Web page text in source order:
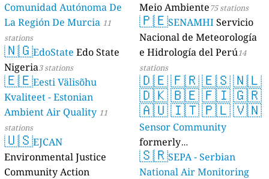
Comunidad Autónoma De
La Región De Murcia 11
stations
🇳🇬EdoState Edo State
Nigeria3 stations
🇪🇪Eesti Välisõhu
Kvaliteet - Estonian
Ambient Air Quality 11
stations
🇺🇸EJCAN
Environmental Justice
Community Action
Meio Ambiente75 stations
🇵🇪SENAMHIServicio
Nacional de Meteorología
e Hidrología del Perú14
stations
🇩🇪🇫🇷🇪🇸🇳🇱
🇩🇰🇧🇪🇫🇮🇬🇷
🇦🇺🇮🇹🇵🇱🇻🇳
Sensor Community
formerly
luftdaten.info35809 stations
🇸🇷SEPA - Serbian
National Air Monitoring